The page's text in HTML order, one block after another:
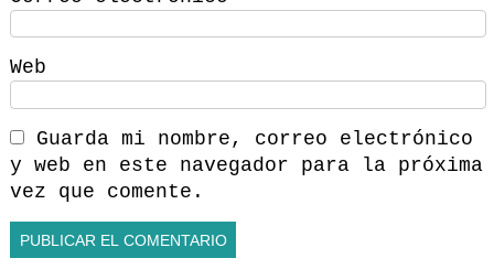
Web
Guarda mi nombre, correo electrónico
y web en este navegador para la próxima
vez que comente.